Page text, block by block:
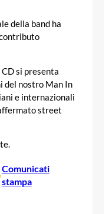
della band ha
si presenta
del nostro Man In
e internazionali
street
Comunicati
stampa